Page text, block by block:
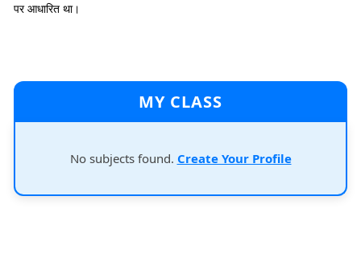
पर आधारित था।
MY CLASS
No subjects found. Create Your Profile